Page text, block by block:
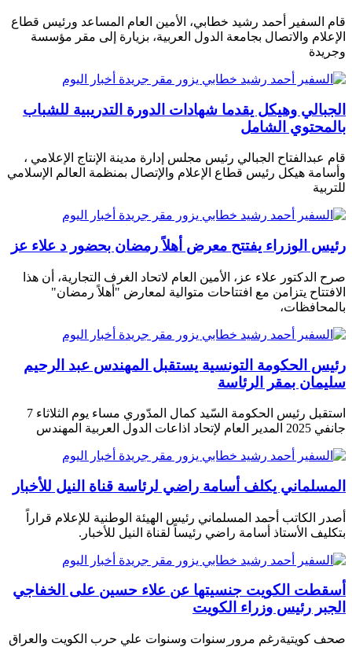
قام السفير أحمد رشيد خطابي، الأمين العام المساعد ورئيس قطاع
الإعلام والاتصال بجامعة الدول العربية، بزيارة إلى مقر مؤسسة
وجريدة
الجبالي وهيكل يقدما شهادات الدورة التدريبية للشباب
بالمحتوي الشامل
قام عبدالفتاح الجبالي رئيس مجلس إدارة مدينة الإنتاج الإعلامي ،
وأسامة هيكل رئيس قطاع الإعلام والإتصال بمنظمة العالم الإسلامي
للتربية
رئيس الوزراء يفتتح معرض أهلاً رمضان بحضور د علاء عز
صرح الدكتور علاء عز، الأمين العام لاتحاد الغرف التجارية، أن هذا
الافتتاح يتزامن مع افتتاحات متوالية لمعارض "أهلاً رمضان"
بالمحافظات،
رئيس الحكومة التونسية يستقبل المهندس عبد الرحيم
سليمان بمقر الرئاسة
استقبل رئيس الحكومة السّيد كمال المدّوري مساء يوم الثلاثاء 7
جانفي 2025 المدير العام لإتحاد اذاعات الدول العربية المهندس
المسلماني يكلف أسامة راضي لرئاسة قناة النيل للأخبار
أصدر الكاتب أحمد المسلماني رئيس الهيئة الوطنية للإعلام قراراً
بتكليف الأستاذ أسامة راضي رئيساً لقناة النيل للأخبار.
أسقطت الكويت جنسيتها عن علاء حسين على الخفاجي
الجبر رئيس وزراء الكويت
صحف كويتية رغم مرور سنوات وسنوات علي حرب الكويت والعراق